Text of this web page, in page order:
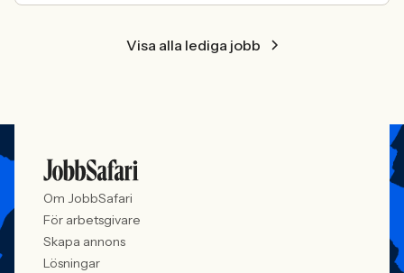
Visa alla lediga jobb
Om JobbSafari
För arbetsgivare
Skapa annons
Lösningar